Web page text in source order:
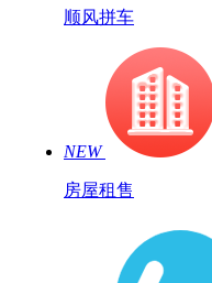
顺风拼车
NEW
房屋租售